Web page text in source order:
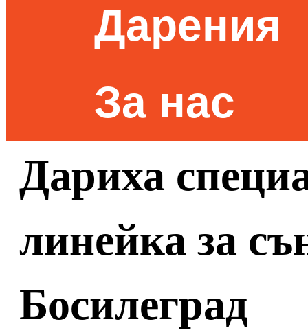
Дарения
За нас
Дариха
линейка за
Босилеград